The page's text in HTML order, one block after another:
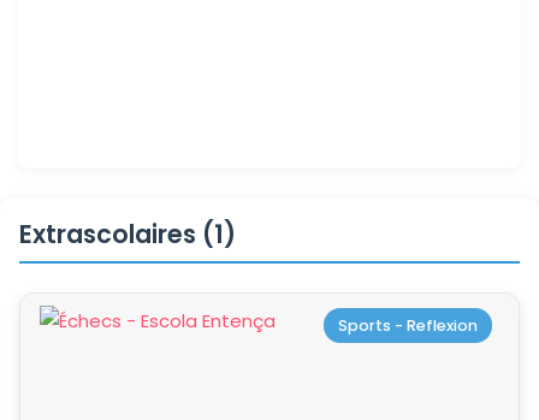
Extrascolaires (1)
Sports - Reflexion